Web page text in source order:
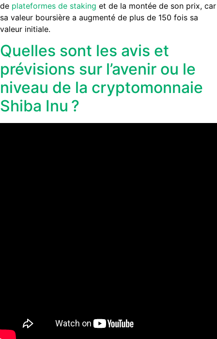
de plateformes de staking et de la montée de son prix, car
sa valeur boursière a augmenté de plus de 150 fois sa
valeur initiale.
Quelles sont les avis et
prévisions sur l’avenir ou le
niveau de la cryptomonnaie
Shiba Inu ?